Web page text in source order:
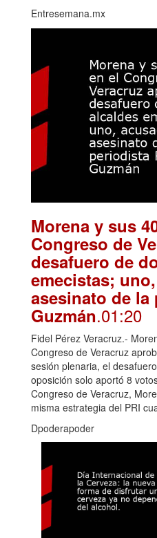
Entresemana.mx
Morena y sus
Congreso de
desafuero de
emecistas;
asesinato de la
Guzmán.01:20
Fidel Pérez Veracruz.-
Congreso de Veracruz
sesión plenaria, el
oposición solo aportó 8
Congreso de Veracruz,
misma estrategia del PRI
Dpoderapoder